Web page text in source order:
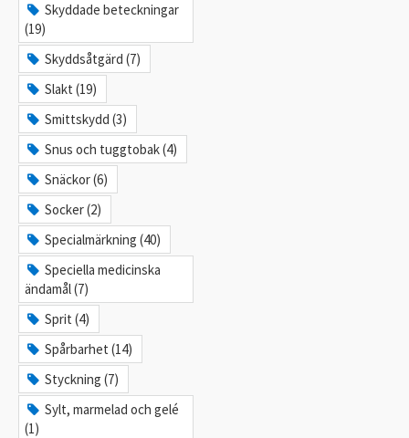
Skyddade beteckningar
(19)
Skyddsåtgärd (7)
Slakt (19)
Smittskydd (3)
Snus och tuggtobak (4)
Snäckor (6)
Socker (2)
Specialmärkning (40)
Speciella medicinska
ändamål (7)
Sprit (4)
Spårbarhet (14)
Styckning (7)
Sylt, marmelad och gelé
(1)